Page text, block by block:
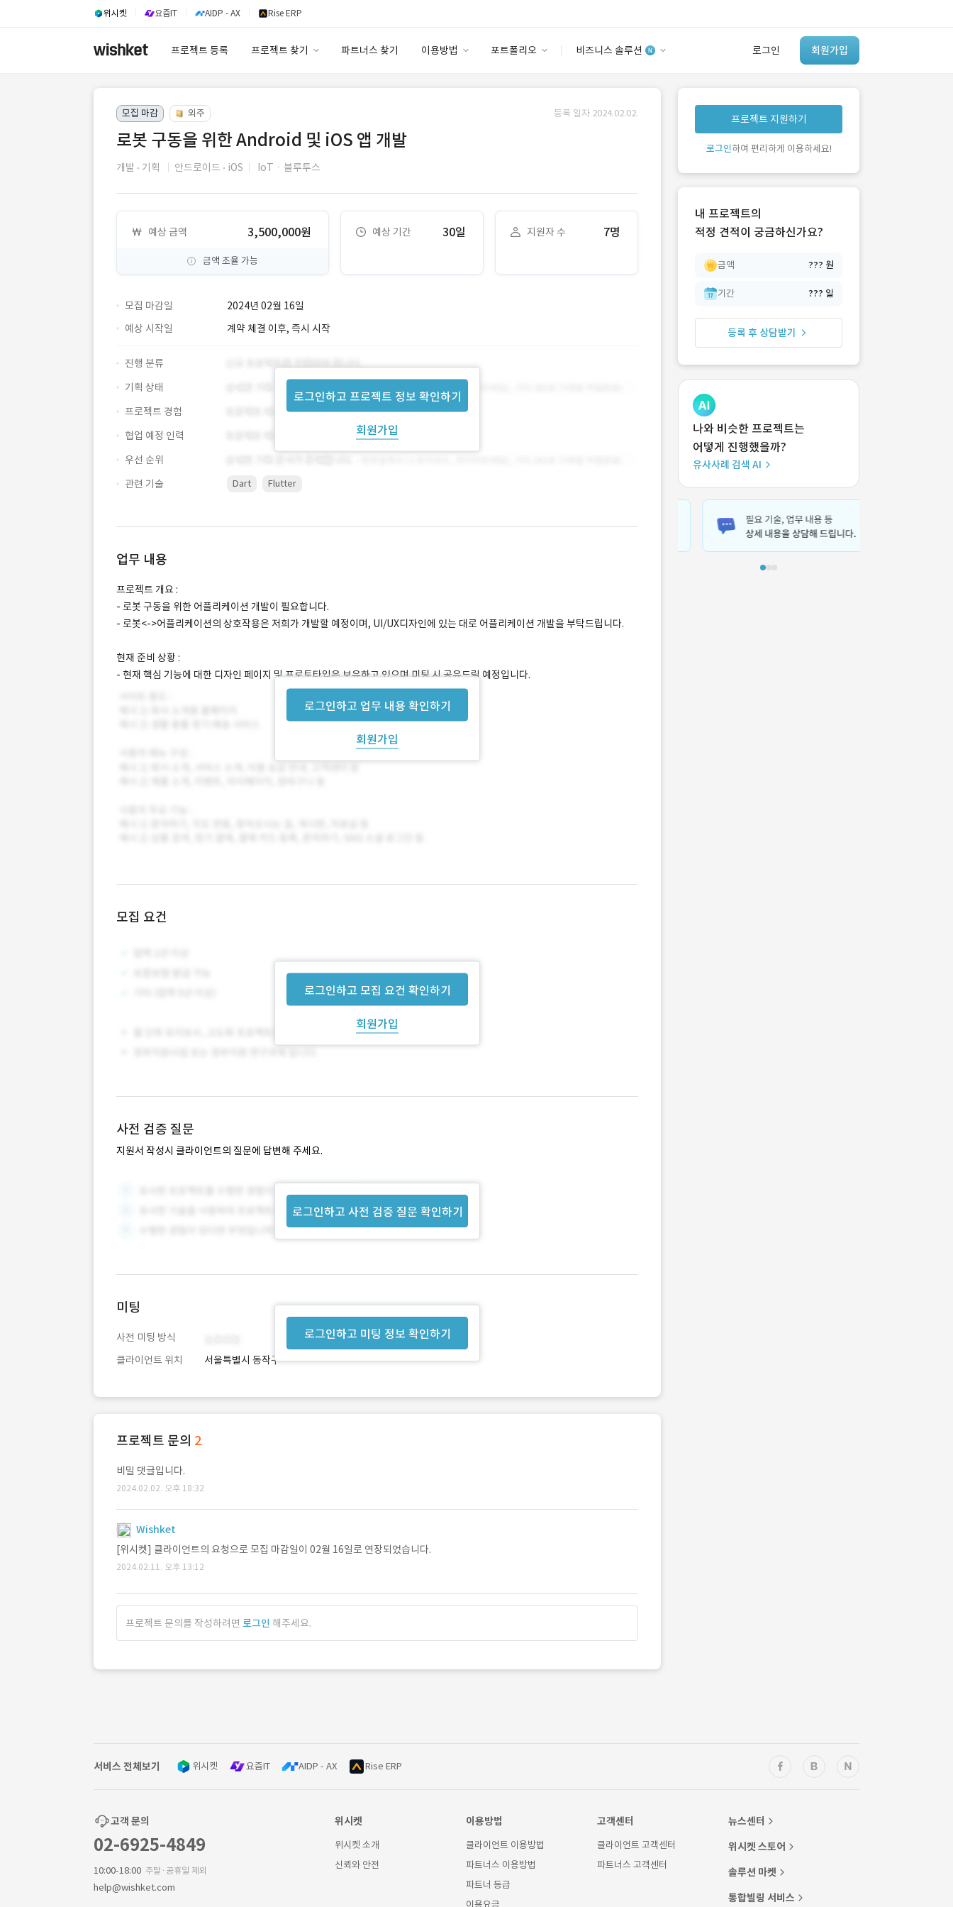
위시켓 요즘IT AIDP - AX Rise ERP
프로젝트 등록 프로젝트 찾기 파트너스 찾기 이용방법 포트폴리오 비즈니스 솔루션 로그인 회원가입
안심 코드 케어
유사사례 검색 AI
‘이런 거’ 만들어본
개발 회사 있어?
모집 마감 외주 등록 일자 2024.02.02.
로봇 구동을 위한 Android 및 iOS 앱 개발
개발 기획 안드로이드 iOS IoTㆍ블루투스
예상 금액 3,500,000원
금액 조율 가능
예상 기간 30일 지원자 수 7명
모집 마감일 2024년 02월 16일
로그인하고 프로젝트 정보 확인하기
회원가입
예상 시작일 계약 체결 이후, 즉시 시작
진행 분류
기획 상태
프로젝트 경험
협업 예정 인력
우선 순위
관련 기술
Dart Flutter
업무 내용
로그인하고 업무 내용 확인하기
회원가입
프로젝트 개요 :
- 로봇 구동을 위한 어플리케이션 개발이 필요합니다.
- 로봇<->어플리케이션의 상호작용은 저희가 개발할 예정이며, UI/UX디자인에 있는 대로 어플리케이션 개발을 부탁드립니다.
현재 준비 상황 :
- 현재 핵심 기능에 대한 디자인 페이지 및 프로토타입은 보유하고 있으며 미팅 시 공유드릴 예정입니다.
모집 요건
로그인하고 모집 요건 확인하기
회원가입
사전 검증 질문
지원서 작성시 클라이언트의 질문에 답변해 주세요.
로그인하고 사전 검증 질문 확인하기
로그인하고 미팅 정보 확인하기
미팅
사전 미팅 방식
클라이언트 위치
서울특별시 동작구
프로젝트 문의 2
비밀 댓글입니다.
2024.02.02. 오후 18:32
Wishket
[위시켓] 클라이언트의 요청으로 모집 마감일이 02월 16일로 연장되었습니다.
2024.02.11. 오후 13:12
프로젝트 문의를 작성하려면 로그인 해주세요.
프로젝트 지원하기
로그인하여 편리하게 이용하세요!
내 프로젝트의
적정 견적이 궁금하신가요?
금액 ??? 원
기간 ??? 일
등록 후 상담받기
나와 비슷한 프로젝트는
어떻게 진행했을까?
유사사례 검색 AI
서비스 전체보기 위시켓 요즘IT AIDP - AX Rise ERP
고객 문의
02-6925-4849
10:00-18:00 주말·공휴일 제외
help@wishket.com
위시켓
위시켓 소개
신뢰와 안전
이용방법
클라이언트 이용방법
파트너스 이용방법
파트너 등급
이용요금
고객센터
클라이언트 고객센터
파트너스 고객센터
뉴스센터
위시켓 스토어
솔루션 마켓
통합빌링 서비스